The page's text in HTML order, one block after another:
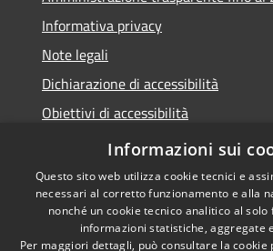
Informativa privacy
Note legali
Dichiarazione di accessibilità
Obiettivi di accessibilità
Piano di miglioramento
Informazioni sui
Questo sito web utilizza cookie tecnici e
necessari al corretto funzionamento e alla
nonché un cookie tecnico analitico al
informazioni statistiche, aggregate
Per maggiori dettagli, può consultare la cookie